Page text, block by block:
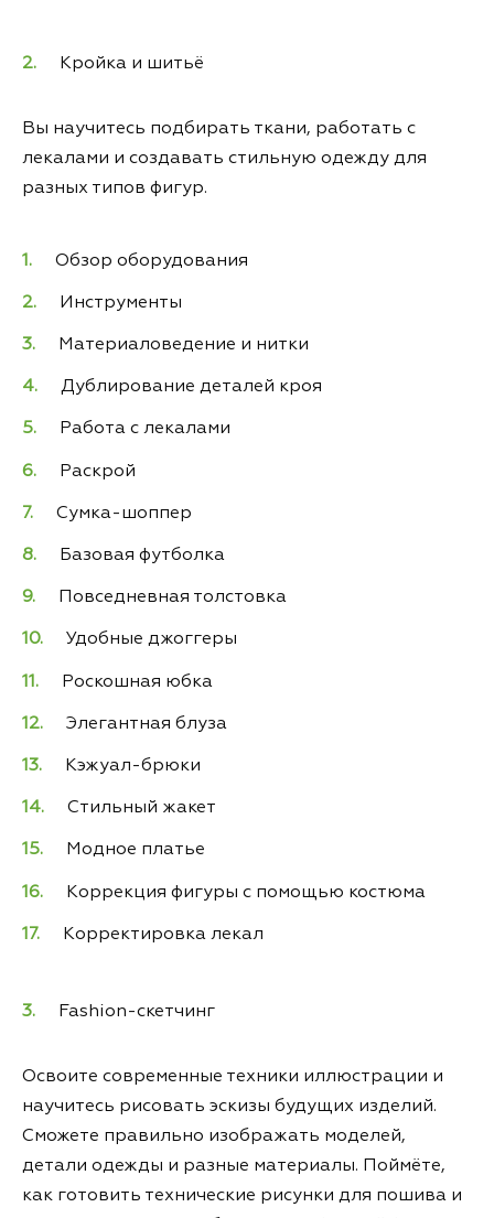
Кройка и шитьё
Вы научитесь подбирать ткани, работать с
лекалами и создавать стильную одежду для
разных типов фигур.
Обзор оборудования
Инструменты
Материаловедение и нитки
Дублирование деталей кроя
Работа с лекалами
Раскрой
Сумка-шоппер
Базовая футболка
Повседневная толстовка
Удобные джоггеры
Роскошная юбка
Элегантная блуза
Кэжуал-брюки
Стильный жакет
Модное платье
Коррекция фигуры с помощью костюма
Корректировка лекал
Fashion-скетчинг
Освоите современные техники иллюстрации и
научитесь рисовать эскизы будущих изделий.
Сможете правильно изображать моделей,
детали одежды и разные материалы. Поймёте,
как готовить технические рисунки для пошива и